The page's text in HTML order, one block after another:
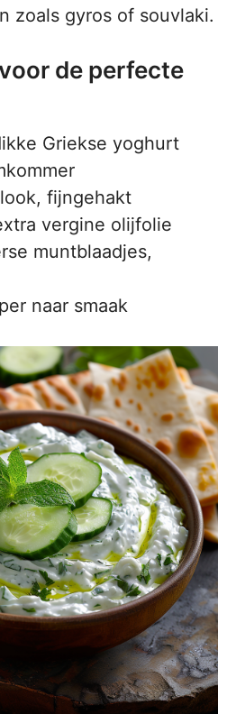
zoals gyros of souvlaki.
de perfecte
Griekse yoghurt
fijngehakt
vergine olijfolie
muntblaadjes,
naar smaak